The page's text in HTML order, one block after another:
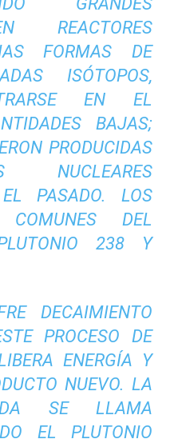
REACTORES
FORMAS DE
ISÓTOPOS,
EN EL
BAJAS;
PRODUCIDAS
NUCLEARES
PASADO. LOS
DEL
238 Y
DECAIMIENTO
PROCESO DE
ENERGÍA Y
NUEVO. LA
SE LLAMA
EL PLUTONIO